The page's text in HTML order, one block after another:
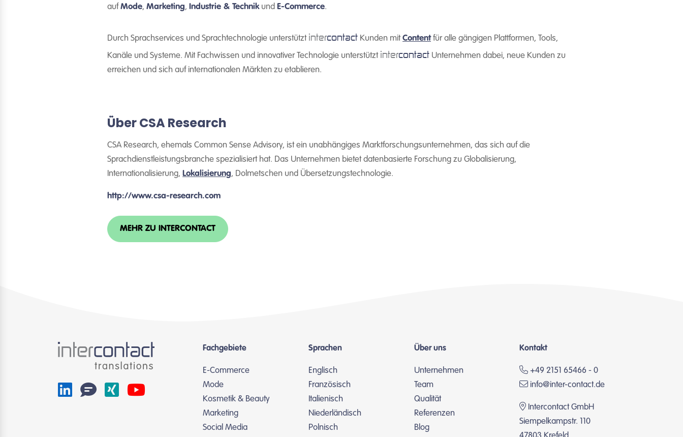
aufMode, Marketing, Industrie & Technikund E-Commerce.
Durch Sprachservices und Sprachtechnologie unterstützt intercontact Kunden mitContentfür alle gängigen Plattformen, Tools,
Kanäle und Systeme. Mit Fachwissen und innovativer Technologie unterstützt intercontact Unternehmen dabei, neue Kunden zu
erreichen und sich auf internationalen Märkten zu etablieren.
Über CSA Research
CSA Research, ehemals Common Sense Advisory, ist ein unabhängiges Marktforschungsunternehmen, das sich auf die
Sprachdienstleistungsbranche spezialisiert hat. Das Unternehmen bietet datenbasierte Forschung zu Globalisierung,
Internationalisierung, Lokalisierung, Dolmetschen und Übersetzungstechnologie.
http://www.csa-research.com
MEHR ZU INTERCONTACT
Fachgebiete
E-Commerce
Mode
Kosmetik & Beauty
Marketing
Social Media
Sprachen
Englisch
Französisch
Italienisch
Niederländisch
Polnisch
Über uns
Unternehmen
Team
Qualität
Referenzen
Blog
Kontakt
+49 2151 65466 - 0
info@inter-contact.de
Intercontact GmbH
Siempelkampstr. 110